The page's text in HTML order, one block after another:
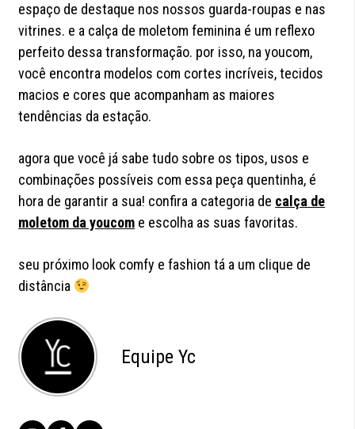
espaço de destaque nos nossos guarda-roupas e nas
vitrines. e a calça de moletom feminina é um reflexo
perfeito dessa transformação. por isso, na youcom,
você encontra modelos com cortes incríveis, tecidos
macios e cores que acompanham as maiores
tendências da estação.
agora que você já sabe tudo sobre os tipos, usos e
combinações possíveis com essa peça quentinha, é
hora de garantir a sua! confira a categoria de calça de
moletom da youcom e escolha as suas favoritas.
seu próximo look comfy e fashion tá a um clique de
distância
Equipe Yc